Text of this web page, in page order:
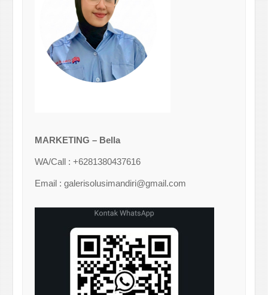
MARKETING – Bella
WA/Call : +6281380437616
Email : galerisolusimandiri@gmail.com